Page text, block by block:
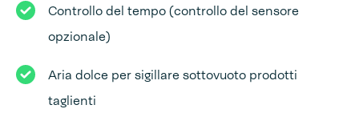
Controllo del tempo (controllo del sensore
opzionale)
Aria dolce per sigillare sottovuoto prodotti
taglienti